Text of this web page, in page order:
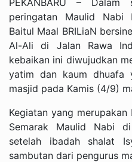
peringatan Maulid Nabi
Baitul Maal BRILiaN
Al-Ali di Jalan Rawa
kebaikan ini diwujudkan
yatim dan kaum dhuafa
masjid pada Kamis (4/9)
Kegiatan yang
Semarak Maulid Nabi
setelah ibadah shalat
sambutan dari pengurus